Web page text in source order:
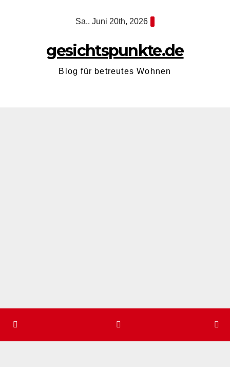
Sa.. Juni 20th, 2026
gesichtspunkte.de
Blog für betreutes Wohnen